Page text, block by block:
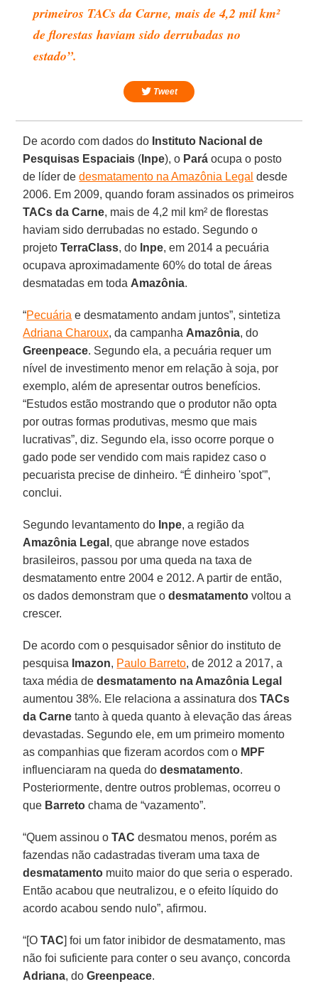
primeiros TACs da Carne, mais de 4,2 mil km²
de florestas haviam sido derrubadas no
estado”.
Tweet
De acordo com dados do Instituto Nacional de
Pesquisas Espaciais ( Inpe), o Pará ocupa o posto
de líder dedesmatamento na Amazônia Legal desde
2006. Em 2009, quando foram assinados os primeiros
TACs da Carne, mais de 4,2 mil km² de florestas
haviam sido derrubadas no estado. Segundo o
projetoTerraClass, do Inpe, em 2014 a pecuária
ocupava aproximadamente 60% do total de áreas
desmatadas em toda Amazônia.
“Pecuária e desmatamento andam juntos”, sintetiza
Adriana Charoux, da campanha Amazônia, do
Greenpeace. Segundo ela, a pecuária requer um
nível de investimento menor em relação à soja, por
exemplo, além de apresentar outros benefícios.
“Estudos estão mostrando que o produtor não opta
por outras formas produtivas, mesmo que mais
lucrativas”, diz. Segundo ela, isso ocorre porque o
gado pode ser vendido com mais rapidez caso o
pecuarista precise de dinheiro. “É dinheiro 'spot'”,
conclui.
Segundo levantamento do Inpe, a região da
Amazônia Legal , que abrange nove estados
brasileiros, passou por uma queda na taxa de
desmatamento entre 2004 e 2012. A partir de então,
os dados demonstram que odesmatamento voltou a
crescer.
De acordo com o pesquisador sênior do instituto de
pesquisa Imazon, Paulo Barreto, de 2012 a 2017, a
taxa média dedesmatamento na Amazônia Legal
aumentou 38%. Ele relaciona a assinatura dosTACs
da Carne tanto à queda quanto à elevação das áreas
devastadas. Segundo ele, em um primeiro momento
as companhias que fizeram acordos com o MPF
influenciaram na queda dodesmatamento.
Posteriormente, dentre outros problemas, ocorreu o
que Barreto chama de “vazamento”.
“Quem assinou oTAC desmatou menos, porém as
fazendas não cadastradas tiveram uma taxa de
desmatamento muito maior do que seria o esperado.
Então acabou que neutralizou, e o efeito líquido do
acordo acabou sendo nulo”, afirmou.
“[OTAC] foi um fator inibidor de desmatamento, mas
não foi suficiente para conter o seu avanço, concorda
Adriana, doGreenpeace.